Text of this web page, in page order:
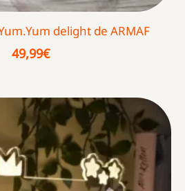
delight de ARMAF
49,99€